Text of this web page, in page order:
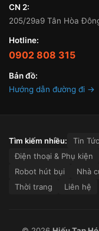
CN 2:
205/29a9 Tân Hòa
Hotline:
0902 808 315
Bản đồ:
Hướng dẫn đường đi →
Tìm kiếm nhiều: Tin Tức
Điện thoại & Phụ kiện
Robot hút bụi
Nhà
Thời trang
Liên hệ